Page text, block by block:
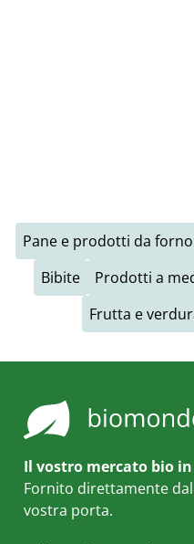
Pane e prodotti da forno
Bibite
Prodotti a
Frutta e
Il vostro mercato bio in
Fornito direttamente
vostra porta.